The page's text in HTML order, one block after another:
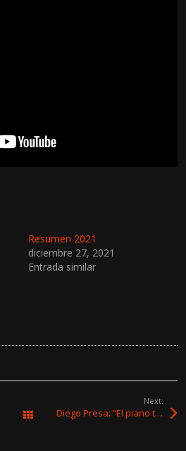
Resumen 2021
diciembre 27, 2021
Entrada similar
All Works
Next:
Diego Presa: “El piano te provoca lugares nuevos hacia donde ir”